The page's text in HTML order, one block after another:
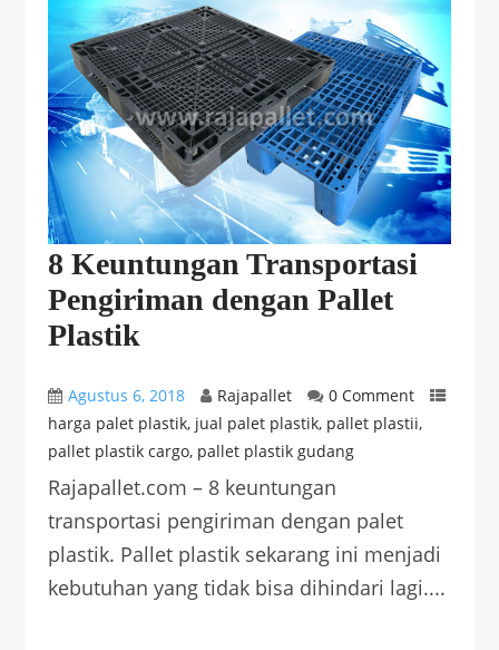
8 Keuntungan Transportasi
Pengiriman dengan Pallet
Plastik
Agustus 6, 2018 Rajapallet
0 Comment
harga palet plastik, jual palet plastik, pallet plastii,
pallet plastik cargo, pallet plastik gudang
Rajapallet.com – 8 keuntungan
transportasi pengiriman dengan palet
plastik. Pallet plastik sekarang ini menjadi
kebutuhan yang tidak bisa dihindari lagi....